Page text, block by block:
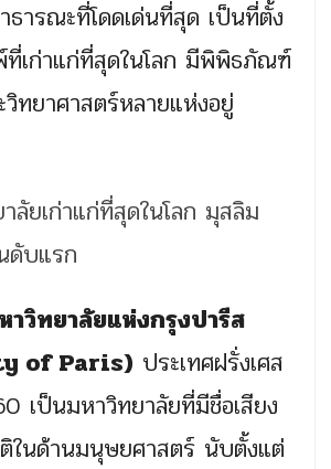
ธารณะที่โดดเด่นที่สุด เป็นที่ตั้ง
เก่าแก่ที่สุดในโลก มีพิพิธภัณฑ์
ทยาศาสตร์หลายแห่งอยู่
วิทยาลัยแห่งกรุงปารีส
of Paris) ประเทศฝรั่งเศส
เป็นมหาวิทยาลัยที่มีชื่อเสียง
ในด้านมนุษยศาสตร์ นับตั้งแต่